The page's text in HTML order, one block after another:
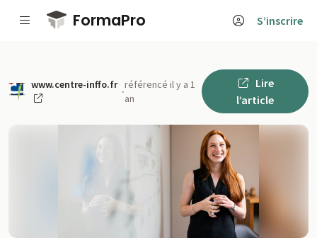
Passer au contenu principal
FormaPro S’inscrire
www.centre-inffo.fr
·
référencé il y a 1
an
Lire
l’article